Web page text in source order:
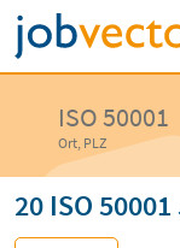
ISO 50001
Ort, PLZ
20 ISO